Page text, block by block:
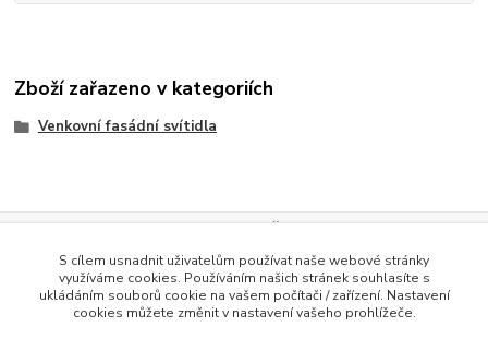
Zboží zařazeno v kategoriích
Venkovní fasádní svítidla
Evidence Tržeb
Podle zákona o evidenci tržeb je prodávající povinen vystavit
kupujícímu účtenku. Zároveň je povinen zaevidovat přijatou tržbu u
správce daně online; v případě technického výpadku pak nejpozději do
S cílem usnadnit uživatelům používat naše webové stránky
využíváme cookies. Používáním našich stránek souhlasíte s
ukládáním souborů cookie na vašem počítači / zařízení. Nastavení
cookies můžete změnit v nastavení vašeho prohlížeče.